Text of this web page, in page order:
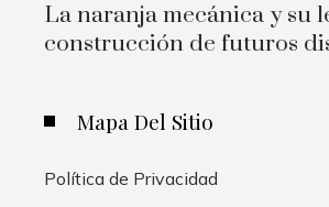
La naranja mecánica y su
construcción de futuros
Mapa Del Sitio
Política de Privacidad